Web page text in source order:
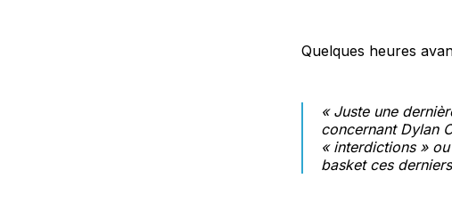
Quelques heures
« Juste une
concernant Dylan
« interdictions »
basket ces